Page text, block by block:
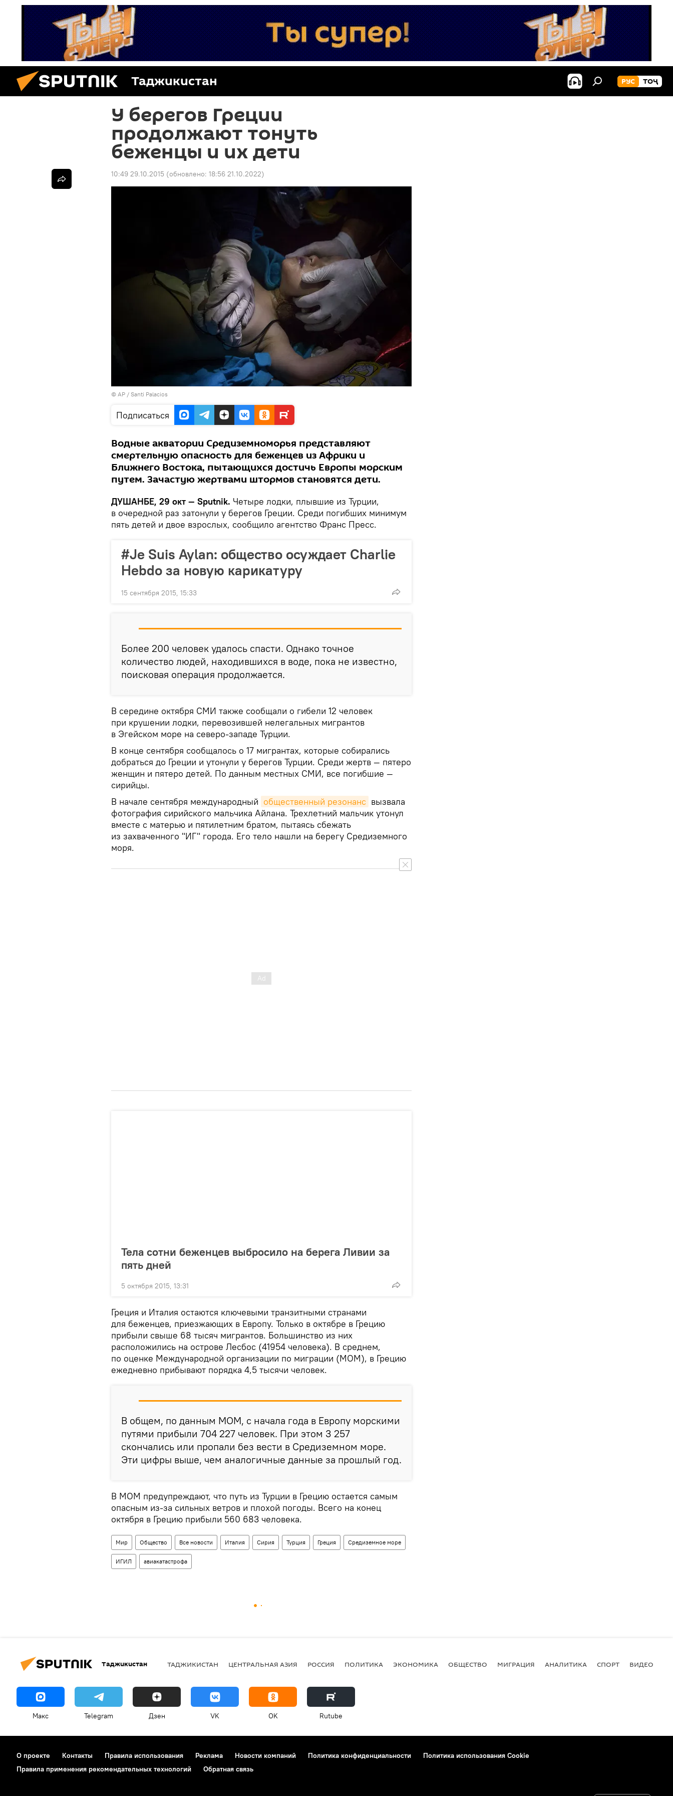
Таджикистан РУС ТОҶ
У берегов Греции
продолжают тонуть
беженцы и их дети
10:49 29.10.2015 (обновлено: 18:56 21.10.2022)
© AP / Santi Palacios
Подписаться
Водные акватории Средиземноморья представляют
смертельную опасность для беженцев из Африки и
Ближнего Востока, пытающихся достичь Европы морским
путем. Зачастую жертвами штормов становятся дети.
ДУШАНБЕ, 29 окт — Sputnik. Четыре лодки, плывшие из Турции,
в очередной раз затонули у берегов Греции. Среди погибших минимум
пять детей и двое взрослых, сообщило агентство Франс Пресс.
#Je Suis Aylan: общество осуждает Charlie
Hebdo за новую карикатуру
15 сентября 2015, 15:33
Более 200 человек удалось спасти. Однако точное
количество людей, находившихся в воде, пока не известно,
поисковая операция продолжается.
В середине октября СМИ также сообщали о гибели 12 человек
при крушении лодки, перевозившей нелегальных мигрантов
в Эгейском море на северо-западе Турции.
В конце сентября сообщалось о 17 мигрантах, которые собирались
добраться до Греции и утонули у берегов Турции. Среди жертв — пятеро
женщин и пятеро детей. По данным местных СМИ, все погибшие —
сирийцы.
В начале сентября международный общественный резонанс вызвала
фотография сирийского мальчика Айлана. Трехлетний мальчик утонул
вместе с матерью и пятилетним братом, пытаясь сбежать
из захваченного "ИГ" города. Его тело нашли на берегу Средиземного
моря.
Тела сотни беженцев выбросило на берега Ливии за
пять дней
5 октября 2015, 13:31
Греция и Италия остаются ключевыми транзитными странами
для беженцев, приезжающих в Европу. Только в октябре в Грецию
прибыли свыше 68 тысяч мигрантов. Большинство из них
расположились на острове Лесбос (41954 человека). В среднем,
по оценке Международной организации по миграции (МОМ), в Грецию
ежедневно прибывают порядка 4,5 тысячи человек.
В общем, по данным МОМ, с начала года в Европу морскими
путями прибыли 704 227 человек. При этом 3 257
скончались или пропали без вести в Средиземном море.
Эти цифры выше, чем аналогичные данные за прошлый год.
В МОМ предупреждают, что путь из Турции в Грецию остается самым
опасным из-за сильных ветров и плохой погоды. Всего на конец
октября в Грецию прибыли 560 683 человека.
Мир Общество Все новости Италия Сирия Турция Греция Средиземное море
ИГИЛ авиакатастрофа
Таджикистан ТАДЖИКИСТАН ЦЕНТРАЛЬНАЯ АЗИЯ РОССИЯ ПОЛИТИКА ЭКОНОМИКА ОБЩЕСТВО МИГРАЦИЯ АНАЛИТИКА СПОРТ ВИДЕО
Макс Telegram Дзен VK OK Rutube
О проекте Контакты Правила использования Реклама Новости компаний Политика конфиденциальности
Политика использования Cookie
Правила применения рекомендательных технологий
Обратная связь